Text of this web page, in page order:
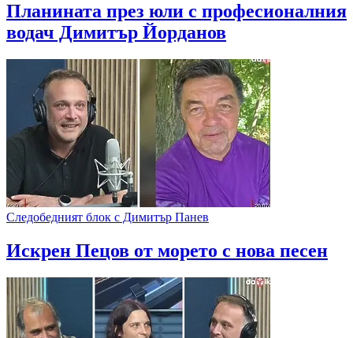
Планината през юли с професионалния
водач Димитър Йорданов
Следобедният блок с Димитър Панев
Искрен Пецов от морето с нова песен